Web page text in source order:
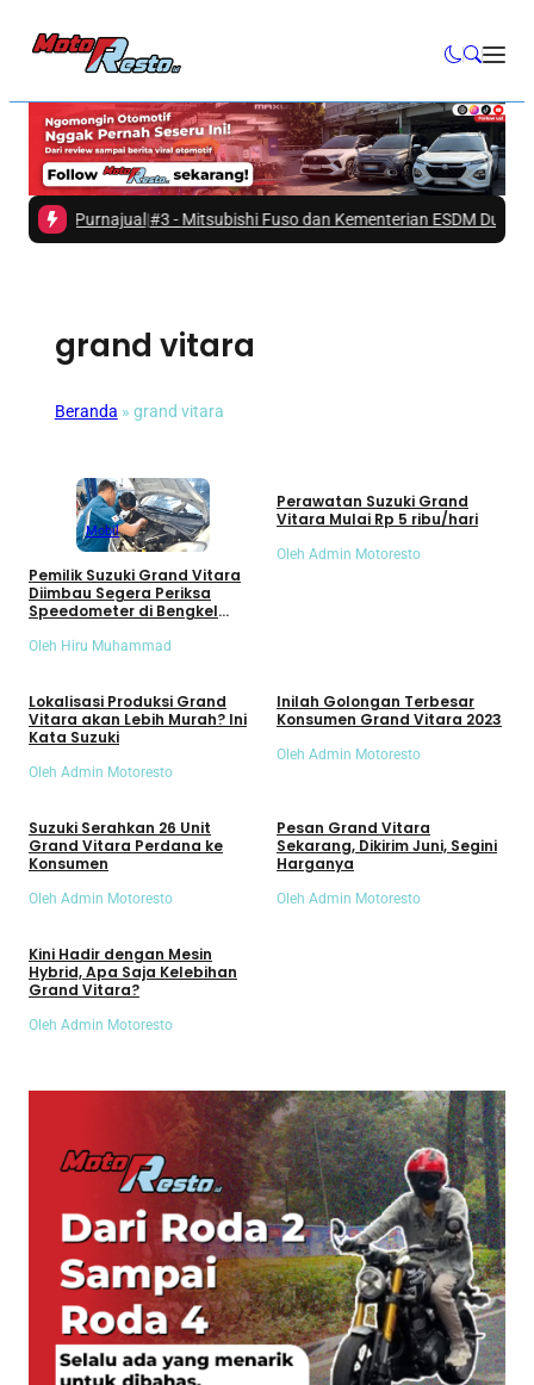
Purnajual|#3 -Mitsubishi Fuso dan Kementerian ESDM Dukung
grand vitara
Beranda » grand vitara
Mobil
Pemilik Suzuki Grand Vitara
Diimbau Segera Periksa
Speedometer di Bengkel
Oleh Hiru Muhammad
Perawatan Suzuki Grand
Vitara Mulai Rp 5 ribu/hari
Oleh Admin Motoresto
Lokalisasi Produksi Grand
Vitara akan Lebih Murah? Ini
Kata Suzuki
Oleh Admin Motoresto
Inilah Golongan Terbesar
Konsumen Grand Vitara 2023
Oleh Admin Motoresto
Suzuki Serahkan 26 Unit
Grand Vitara Perdana ke
Konsumen
Oleh Admin Motoresto
Pesan Grand Vitara
Sekarang, Dikirim Juni, Segini
Harganya
Oleh Admin Motoresto
Kini Hadir dengan Mesin
Hybrid, Apa Saja Kelebihan
Grand Vitara?
Oleh Admin Motoresto